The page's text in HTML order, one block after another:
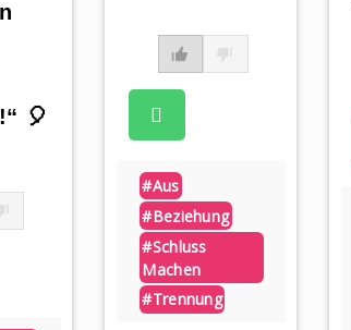
🎈
#aus
#beziehung
#schluss
Machen
#trennung